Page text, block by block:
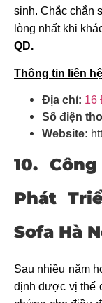
sinh. Chắc chắn
lòng nhất khi
QD.
Thông tin liên
Địa chỉ: 16
Số điện
Website:
10.
Phát
Sofa Hà
Sau nhiều năm
định được vị thế